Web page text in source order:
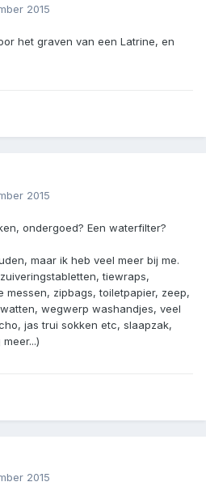
2015
het graven van een Latrine, en
2015
ondergoed? Een waterfilter?
maar ik heb veel meer bij me.
tiewraps,
messen, zipbags, toiletpapier, zeep,
wegwerp washandjes, veel
jas trui sokken etc, slaapzak,
2015